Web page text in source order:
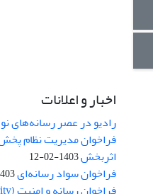
اخبار و اعلانات
رادیو در عصر رسانه‌های نو
فراخوان مدیریت نظام
اثربخش1403-02-12
فراخوان سواد رسانه‌ای02-01